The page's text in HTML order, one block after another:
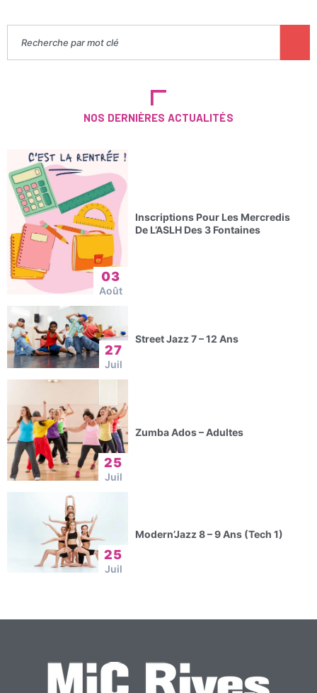
NOS DERNIÈRES ACTUALITÉS
03
Août
Inscriptions Pour Les Mercredis
De L’ASLH Des 3 Fontaines
27
Juil
Street Jazz 7 – 12 Ans
25
Juil
Zumba Ados – Adultes
25
Juil
Modern’Jazz 8 – 9 Ans (Tech 1)